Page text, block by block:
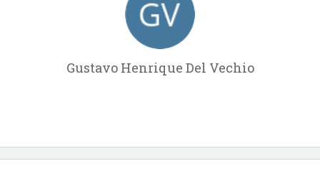
Gustavo Henrique Del Vechio